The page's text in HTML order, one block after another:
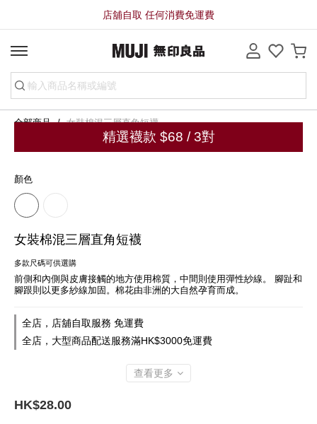
店舖自取 任何消費免運費
全部商品 女裝棉混三層直角短襪
精選襪款 $68 / 3對
顏色
女裝棉混三層直角短襪
多款尺碼可供選購
前側和內側與皮膚接觸的地方使用棉質，中間則使用彈性紗線。 腳趾和
腳跟則以更多紗線加固。棉花由非洲的大自然孕育而成。
全店，店舖自取服務 免運費
全店，大型商品配送服務滿HK$3000免運費
查看更多
HK$28.00